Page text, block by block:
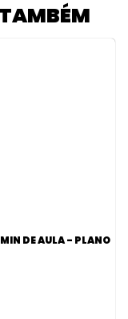
DE AULA - PLANO